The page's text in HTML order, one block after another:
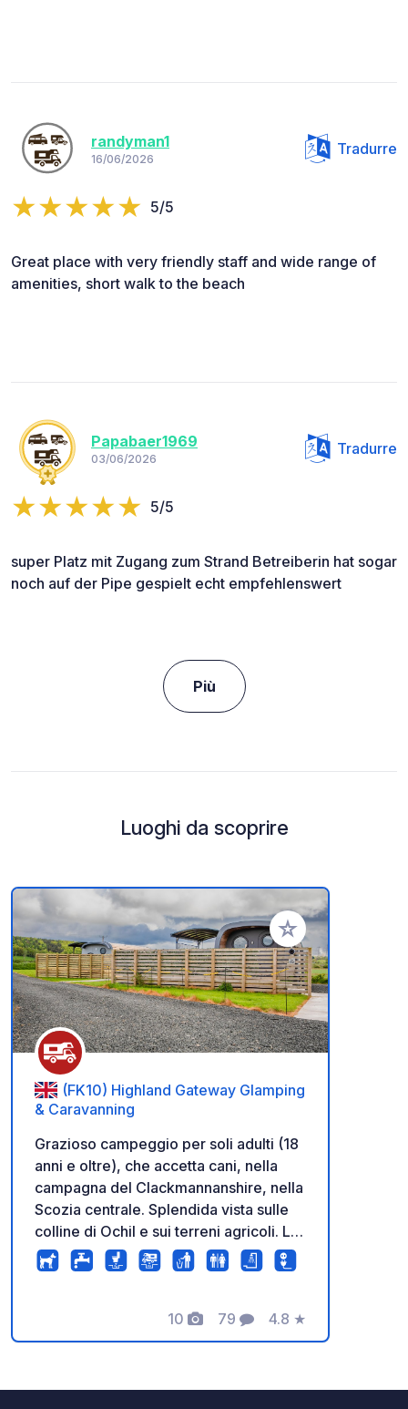
randyman1
16/06/2026
Tradurre
5/5
Great place with very friendly staff and wide range of
amenities, short walk to the beach
Papabaer1969
03/06/2026
Tradurre
5/5
super Platz mit Zugang zum Strand Betreiberin hat sogar
noch auf der Pipe gespielt echt empfehlenswert
Più
Luoghi da scoprire
Aggiungi ai tuoi
(FK10) Highland Gateway Glamping
& Caravanning
Grazioso campeggio per soli adulti (18
anni e oltre), che accetta cani, nella
campagna del Clackmannanshire, nella
Scozia centrale. Splendida vista sulle
colline di Ochil e sui terreni agricoli. Le
nostre 8 ampie piazzole con terreno
battuto sono aperte tutto l'anno (tranne
scarico delle acque grigie e allaccio
elettrico su ogni piazzola. Sono
10
Foto
79
Commenti
4.8
Valutazione
★